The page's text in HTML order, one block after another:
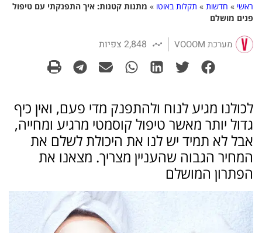
ראשי » חדשות » תקלות באוטו » מתנות קטנות: איך התפנקתי עם טיפול
פנים מושלם
מערכת VOOOM 2,848 צפיות
לכולנו מגיע לנוח ולהתפנק מדי פעם, ואין כיף
גדול יותר מאשר טיפול קוסמטי מרגיע ומחייה,
אבל לא תמיד יש לנו את היכולת לשלם את
המחיר הגבוה שהעניין מצריך. מצאנו את
הפתרון המושלם